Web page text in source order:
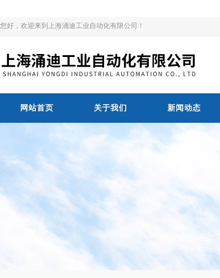
您好，欢迎来到上海涌迪工业自动化有限公司！
网站首页 关于我们 新闻动态